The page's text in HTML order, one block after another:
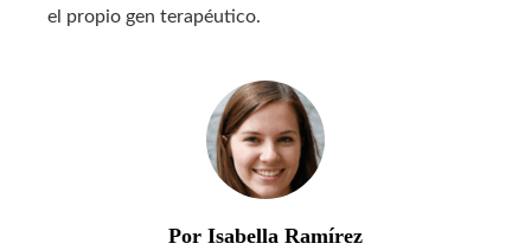
el propio gen terapéutico.
Por Isabella Ramírez